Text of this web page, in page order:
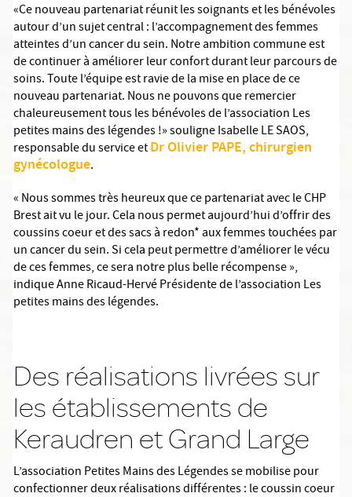
«Ce nouveau partenariat réunit les soignants et les bénévoles
autour d’un sujet central : l’accompagnement des femmes
atteintes d’un cancer du sein. Notre ambition commune est
de continuer à améliorer leur confort durant leur parcours de
soins. Toute l’équipe est ravie de la mise en place de ce
nouveau partenariat. Nous ne pouvons que remercier
chaleureusement tous les bénévoles de l’association Les
petites mains des légendes !» souligne Isabelle LE SAOS,
responsable du service etDr Olivier PAPE, chirurgien
gynécologue.
« Nous sommes très heureux que ce partenariat avec le CHP
Brest ait vu le jour. Cela nous permet aujourd’hui d’offrir des
coussins coeur et des sacs à redon* aux femmes touchées par
un cancer du sein. Si cela peut permettre d’améliorer le vécu
de ces femmes, ce sera notre plus belle récompense »,
indique Anne Ricaud-Hervé Présidente de l’association Les
petites mains des légendes.
Des réalisations livrées sur
les établissements de
Keraudren et Grand Large
L’association Petites Mains des Légendes se mobilise pour
confectionner deux réalisations différentes : le coussin coeur